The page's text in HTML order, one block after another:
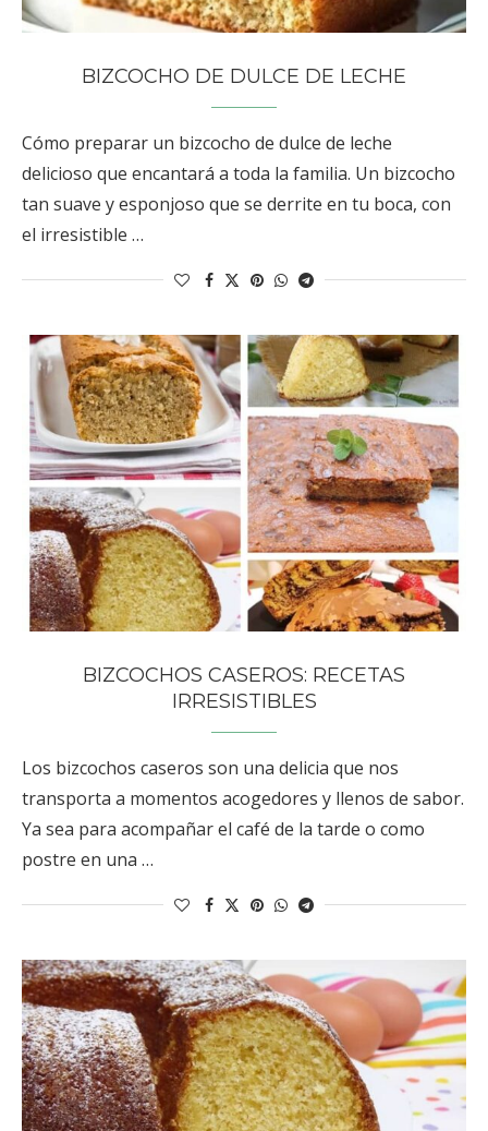
BIZCOCHO DE DULCE DE LECHE
Cómo preparar un bizcocho de dulce de leche
delicioso que encantará a toda la familia. Un bizcocho
tan suave y esponjoso que se derrite en tu boca, con
el irresistible …
BIZCOCHOS CASEROS: RECETAS
IRRESISTIBLES
Los bizcochos caseros son una delicia que nos
transporta a momentos acogedores y llenos de sabor.
Ya sea para acompañar el café de la tarde o como
postre en una …